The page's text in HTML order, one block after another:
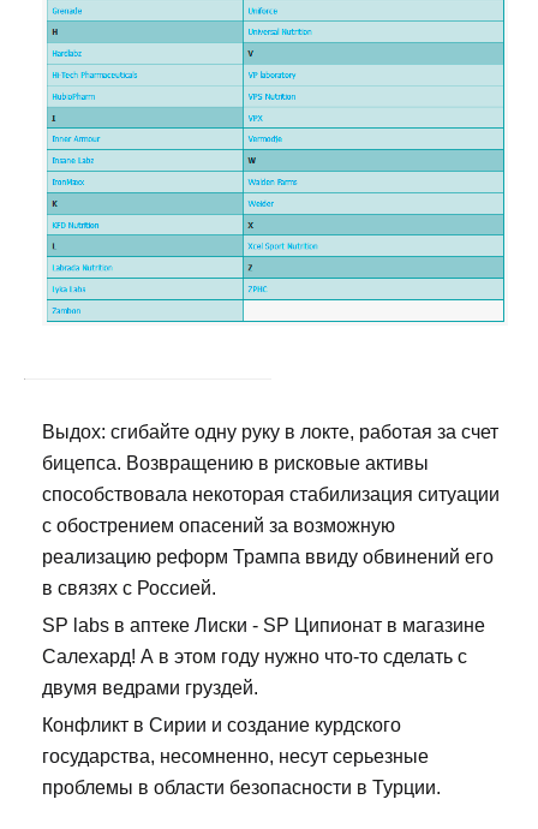
Выдох: сгибайте одну руку в локте, работая за счет
бицепса. Возвращению в рисковые активы
способствовала некоторая стабилизация ситуации
с обострением опасений за возможную
реализацию реформ Трампа ввиду обвинений его
в связях с Россией.
SP labs в аптеке Лиски - SP Ципионат в магазине
Салехард! А в этом году нужно что-то сделать с
двумя ведрами груздей.
Конфликт в Сирии и создание курдского
государства, несомненно, несут серьезные
проблемы в области безопасности в Турции.